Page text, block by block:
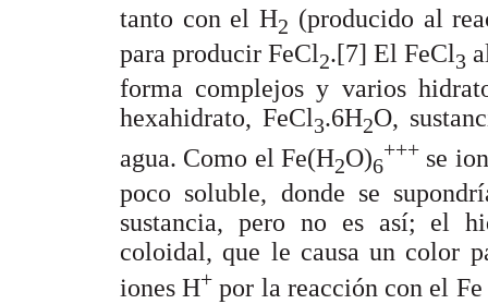
tanto con el H2 (producido al
para producir FeCl2.[7] El FeCl3
forma complejos y varios
hexahidrato, FeCl3.6H2O,
agua. Como el Fe(H2O)6
+++ se
poco soluble, donde se
sustancia, pero no es así; el
coloidal, que le causa un color
iones H+ por la reacción con el